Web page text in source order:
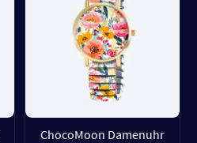
ChocoMoon Damenuhr